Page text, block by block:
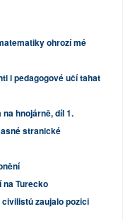
ohrozí mé
i pedagogové učí tahat
hnojárně, díl 1.
stranické
na Turecko
zaujalo pozici